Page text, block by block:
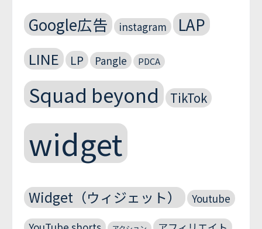
Google広告 instagram LAP
LINE LP Pangle PDCA
Squad beyond TikTok
widget
Widget（ウィジェット）
Youtube